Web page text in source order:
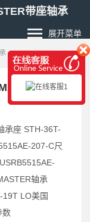
带座轴承
展开菜单
轴承
承座 STH-36T-
207-C尺
轴承
19T LO美国
数